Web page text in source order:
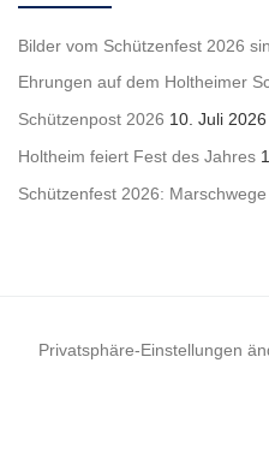
Bilder vom Schützenfest 2026
Ehrungen auf dem Holtheimer
Schützenpost 2026 10. Juli 2026
Holtheim feiert Fest des Jahres
Schützenfest 2026: Marschwege
Privatsphäre-Einstellungen